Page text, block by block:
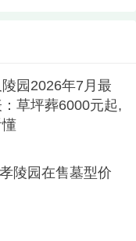
兰花碑、寿康
元，各自蕴含
碑祈愿逝者福
，万寿碑表达对
寿康碑寄托健
饶与圆满，鸿
园2026年7月最
草坪葬6000元起,
陵园在售墓型价